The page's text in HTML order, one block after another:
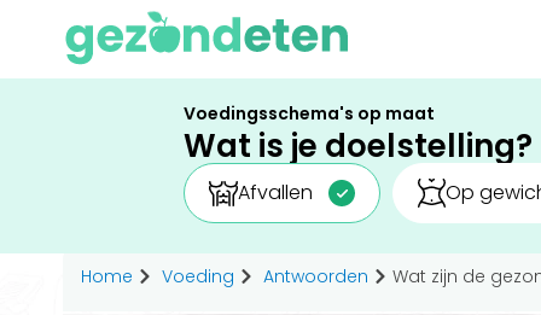
Voedingsschema's op maat
Wat is je doelstelling?
Afvallen Op
Home Voeding Antwoorden Wat zijn de